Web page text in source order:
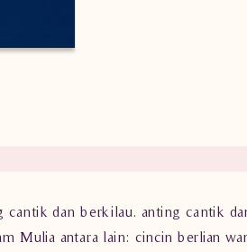
dan berkilau. anting cantik
Mulia antara lain: cincin berlian